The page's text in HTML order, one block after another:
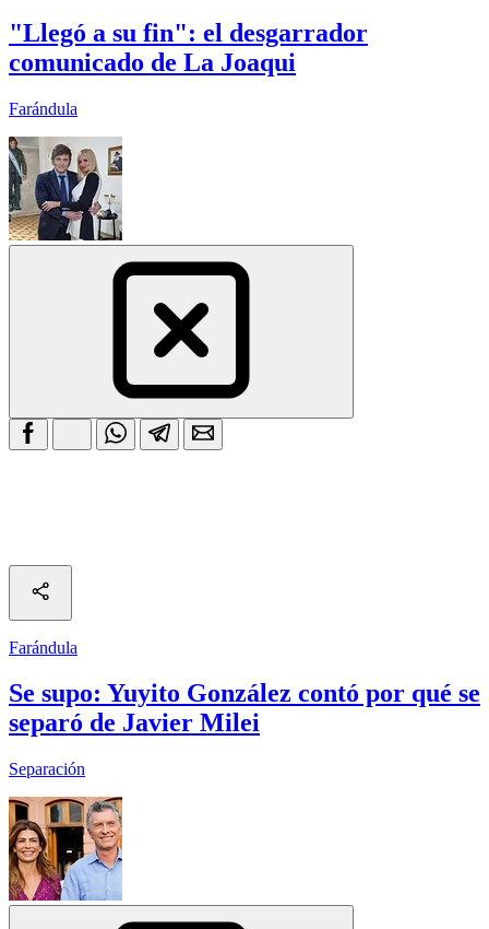
"Llegó a su fin": el desgarrador
comunicado de La Joaqui
Farándula
Farándula
Se supo: Yuyito González contó por qué se
separó de Javier Milei
Separación